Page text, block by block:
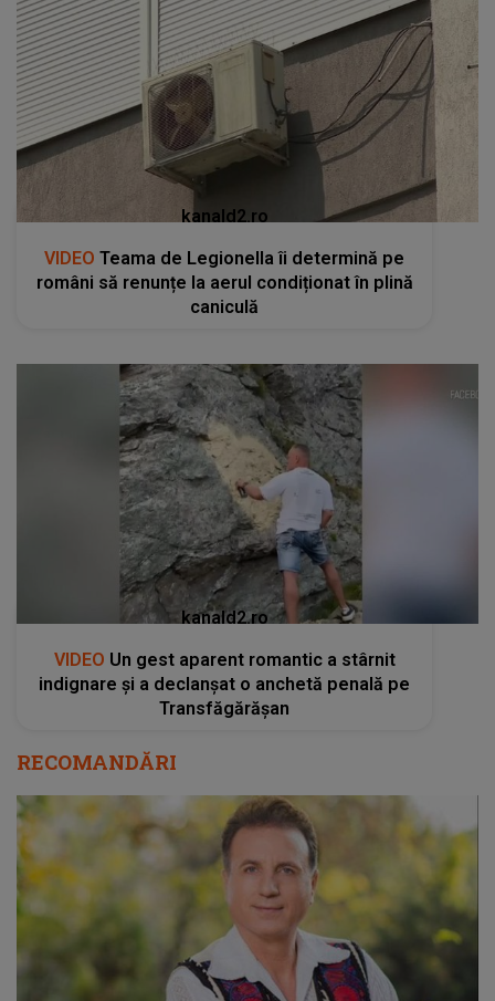
kanald2.ro
VIDEO Teama de Legionella îi determină pe
români să renunțe la aerul condiționat în plină
caniculă
kanald2.ro
VIDEO Un gest aparent romantic a stârnit
indignare și a declanșat o anchetă penală pe
Transfăgărășan
RECOMANDĂRI